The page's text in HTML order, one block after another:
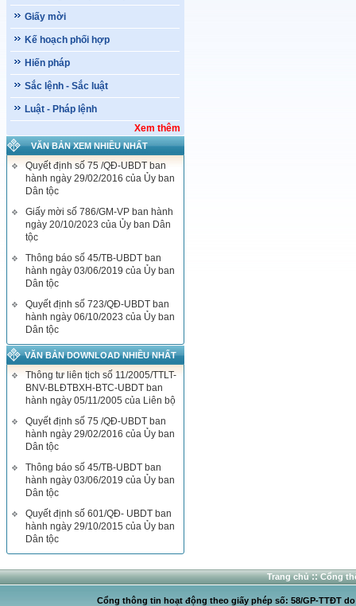
Giấy mời
Kế hoạch phối hợp
Hiến pháp
Sắc lệnh - Sắc luật
Luật - Pháp lệnh
Xem thêm
VĂN BẢN XEM NHIỀU NHẤT
Quyết định số 75 /QĐ-UBDT ban
hành ngày 29/02/2016 của Ủy ban
Dân tộc
Giấy mời số 786/GM-VP ban hành
ngày 20/10/2023 của Ủy ban Dân
tộc
Thông báo số 45/TB-UBDT ban
hành ngày 03/06/2019 của Ủy ban
Dân tộc
Quyết định số 723/QĐ-UBDT ban
hành ngày 06/10/2023 của Ủy ban
Dân tộc
VĂN BẢN DOWNLOAD NHIỀU NHẤT
Thông tư liên tịch số 11/2005/TTLT-
BNV-BLĐTBXH-BTC-UBDT ban
hành ngày 05/11/2005 của Liên bộ
Quyết định số 75 /QĐ-UBDT ban
hành ngày 29/02/2016 của Ủy ban
Dân tộc
Thông báo số 45/TB-UBDT ban
hành ngày 03/06/2019 của Ủy ban
Dân tộc
Quyết định số 601/QĐ- UBDT ban
hành ngày 29/10/2015 của Ủy ban
Dân tộc
Trang chủ:: Cổng
Cổng thông tin hoạt động theo giấy phép số: 58/GP-TTĐT